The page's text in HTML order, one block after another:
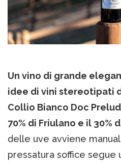
Un vino di grande
idee di vini stereotipati
Collio Bianco Doc
70% di Friulano e il 30%
delle uve avviene
pressatura soffice segue